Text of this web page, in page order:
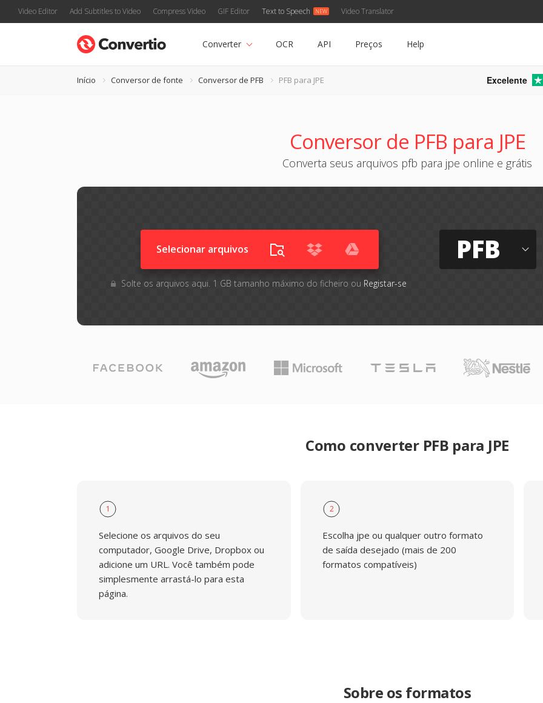
Video Editor Add Subtitles to Video Compress Video GIF Editor Text to Speech Video Translator
Converter OCR API Preços Help
Início Conversor de fonte Conversor de PFB PFB para JPE Excelente
Conversor de PFB para JPE
Converta seus arquivos pfb para jpe online e grátis
Selecionar arquivos
Solte os arquivos aqui. 1 GB tamanho máximo do ficheiro ou Registar-se
PFB
Como converter PFB para JPE
1
Selecione os arquivos do seu
computador, Google Drive, Dropbox ou
adicione um URL. Você também pode
simplesmente arrastá-lo para esta
página.
2
Escolha jpe ou qualquer outro formato
de saída desejado (mais de 200
formatos compatíveis)
Sobre os formatos